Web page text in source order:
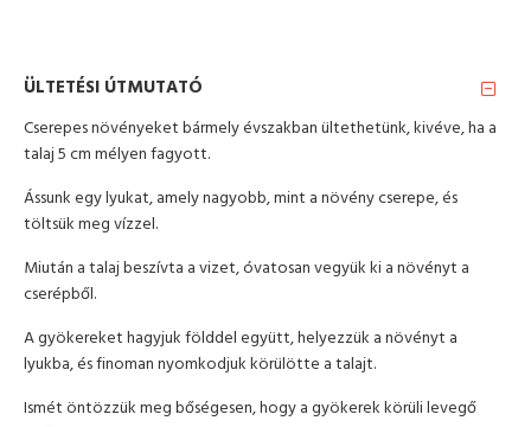
ÜLTETÉSI ÚTMUTATÓ
Cserepes növényeket bármely évszakban ültethetünk, kivéve, ha a
talaj 5 cm mélyen fagyott.
Ássunk egy lyukat, amely nagyobb, mint a növény cserepe, és
töltsük meg vízzel.
Miután a talaj beszívta a vizet, óvatosan vegyük ki a növényt a
cserépből.
A gyökereket hagyjuk földdel együtt, helyezzük a növényt a
lyukba, és finoman nyomkodjuk körülötte a talajt.
Ismét öntözzük meg bőségesen, hogy a gyökerek körüli levegő